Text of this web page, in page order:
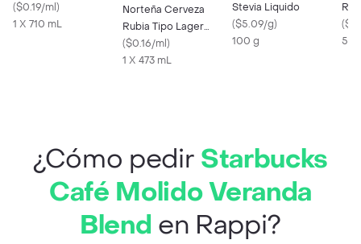
($0.19/ml)
1 X 710 mL
Norteña Cerveza
Rubia Tipo Lager
Estilo Pilsener
($0.16/ml)
1 X 473 mL
Stevia Liquido
($5.09/g)
100 g
(
¿Cómo pedir Starbucks
Café Molido Veranda
Blend en Rappi?